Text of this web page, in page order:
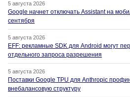
5 августа 2026
Google начнет отключать Assistant на
сентября
5 августа 2026
EFF: рекламные SDK для Android могут
отдельного запроса разрешения
5 августа 2026
Поставки Google TPU для Anthropic
внебалансовую структуру